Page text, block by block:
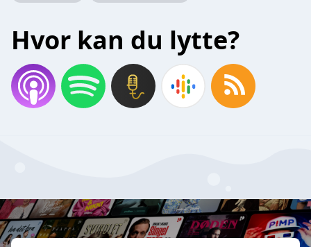
Hvor kan du lytte?